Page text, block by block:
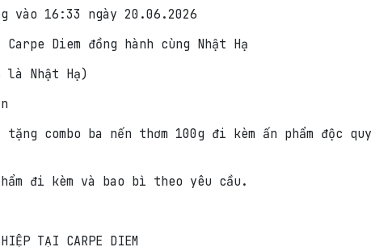
vào 16:33 ngày 20.06.2026
| Carpe Diem đồng hành cùng Nhật Hạ
là Nhật Hạ)
tặng combo ba nến thơm 100g đi kèm ấn phẩm độc
đi kèm và bao bì theo yêu cầu.
TẠI CARPE DIEM